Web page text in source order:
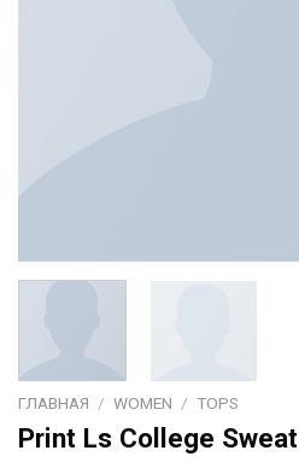
ГЛАВНАЯ / WOMEN / TOPS
Print Ls College Sweat